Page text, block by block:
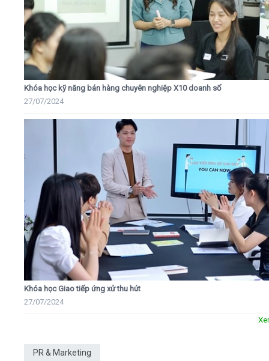
Khóa học kỹ năng bán hàng chuyên nghiệp X10 doanh số
27/07/2024
Khóa học Giao tiếp ứng xử thu hút
27/07/2024
PR & Marketing